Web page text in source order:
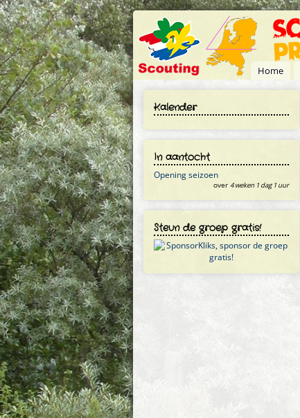
Overslaan en naar de inhoud gaan
Home
Kalender
In aantocht
Opening seizoen
over 4 weken 1 dag 1 uur
Steun de groep gratis!